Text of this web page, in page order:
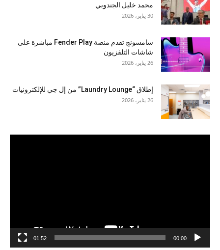
محمد خليل الجندوبي
30 يناير، 2026
سامسونج تقدم منصة Fender Play مباشرة على
شاشات التلفزيون
26 يناير، 2026
إطلاق “Laundry Lounge” من إل جي للإلكترونيات
26 يناير، 2026
00:00
01:52